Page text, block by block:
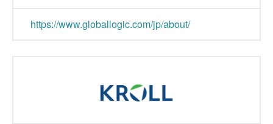
https://www.globallogic.com/jp/about/